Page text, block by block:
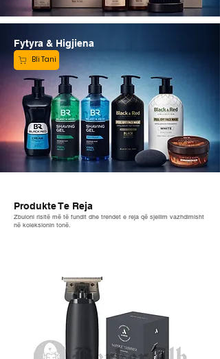
Fytyra & Higjiena
Bli Tani
Produkte Te Reja
Zbuloni risitë më të fundit dhe trendet e reja që sjellim vazhdimisht
në koleksionin tonë.